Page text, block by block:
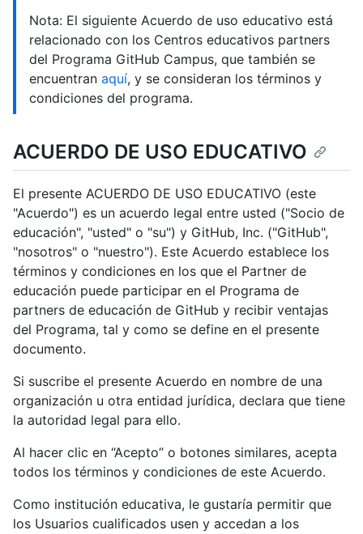
Nota: El siguiente Acuerdo de uso educativo está
relacionado con los Centros educativos partners
del Programa GitHub Campus, que también se
encuentran aquí, y se consideran los términos y
condiciones del programa.
ACUERDO DE USO EDUCATIVO
El presente ACUERDO DE USO EDUCATIVO (este
"Acuerdo") es un acuerdo legal entre usted ("Socio de
educación", "usted" o "su") y GitHub, Inc. ("GitHub",
"nosotros" o "nuestro"). Este Acuerdo establece los
términos y condiciones en los que el Partner de
educación puede participar en el Programa de
partners de educación de GitHub y recibir ventajas
del Programa, tal y como se define en el presente
documento.
Si suscribe el presente Acuerdo en nombre de una
organización u otra entidad jurídica, declara que tiene
la autoridad legal para ello.
Al hacer clic en “Acepto” o botones similares, acepta
todos los términos y condiciones de este Acuerdo.
Como institución educativa, le gustaría permitir que
los Usuarios cualificados usen y accedan a los